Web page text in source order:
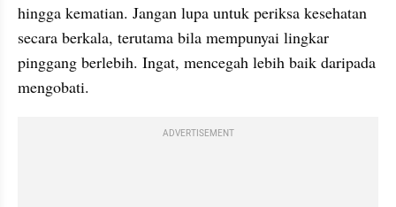
hingga kematian. Jangan lupa untuk periksa kesehatan
secara berkala, terutama bila mempunyai lingkar
pinggang berlebih. Ingat, mencegah lebih baik daripada
mengobati.
ADVERTISEMENT